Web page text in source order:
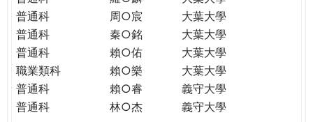
普通科
周○宸
大葉大學
普通科
秦○銘
大葉大學
普通科
賴○佑
大葉大學
職業類科
賴○樂
大葉大學
普通科
賴○睿
義守大學
普通科
林○杰 義守大學